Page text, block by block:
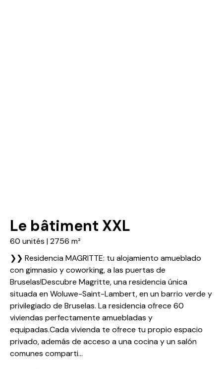
Le bâtiment XXL
60 unités | 2756 m²
❯❯ Residencia MAGRITTE: tu alojamiento amueblado
con gimnasio y coworking, a las puertas de
Bruselas!Descubre Magritte, una residencia única
situada en Woluwe-Saint-Lambert, en un barrio verde y
privilegiado de Bruselas. La residencia ofrece 60
viviendas perfectamente amuebladas y
equipadas.Cada vivienda te ofrece tu propio espacio
privado, además de acceso a una cocina y un salón
comunes comparti...